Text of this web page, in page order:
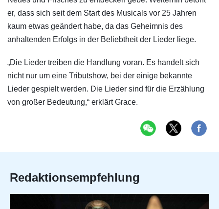
er, dass sich seit dem Start des Musicals vor 25 Jahren
kaum etwas geändert habe, da das Geheimnis des
anhaltenden Erfolgs in der Beliebtheit der Lieder liege.
„Die Lieder treiben die Handlung voran. Es handelt sich
nicht nur um eine Tributshow, bei der einige bekannte
Lieder gespielt werden. Die Lieder sind für die Erzählung
von großer Bedeutung,“ erklärt Grace.
Redaktionsempfehlung